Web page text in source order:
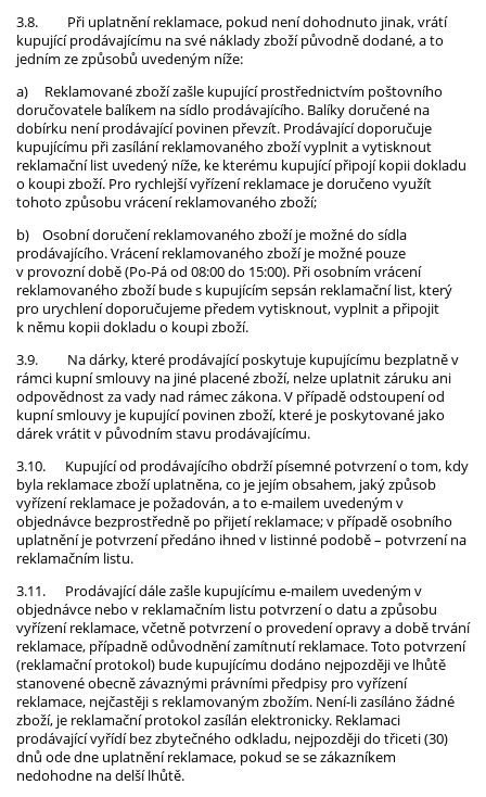
3.8.
Při uplatnění reklamace, pokud není dohodnuto jinak, vrátí
kupující prodávajícímu na své náklady zboží původně dodané, a to
jedním ze způsobů uvedeným níže:
a)
Reklamované zboží zašle kupující prostřednictvím poštovního
doručovatele balíkem na sídlo prodávajícího. Balíky doručené na
dobírku není prodávající povinen převzít. Prodávající doporučuje
kupujícímu při zasílání reklamovaného zboží vyplnit a vytisknout
reklamační list uvedený níže, ke kterému kupující připojí kopii dokladu
o koupi zboží. Pro rychlejší vyřízení reklamace je doručeno využít
tohoto způsobu vrácení reklamovaného zboží;
b)
Osobní doručení reklamovaného zboží je možné do sídla
prodávajícího. Vrácení reklamovaného zboží je možné pouze
v provozní době (Po-Pá od 08:00 do 15:00). Při osobním vrácení
reklamovaného zboží bude s kupujícím sepsán reklamační list, který
pro urychlení doporučujeme předem vytisknout, vyplnit a připojit
k němu kopii dokladu o koupi zboží.
3.9.
Na dárky, které prodávající poskytuje kupujícímu bezplatně v
rámci kupní smlouvy na jiné placené zboží, nelze uplatnit záruku ani
odpovědnost za vady nad rámec zákona. V případě odstoupení od
kupní smlouvy je kupující povinen zboží, které je poskytované jako
dárek vrátit v původním stavu prodávajícímu.
3.10.
Kupující od prodávajícího obdrží písemné potvrzení o tom, kdy
byla reklamace zboží uplatněna, co je jejím obsahem, jaký způsob
vyřízení reklamace je požadován, a to e-mailem uvedeným v
objednávce bezprostředně po přijetí reklamace; v případě osobního
uplatnění je potvrzení předáno ihned v listinné podobě – potvrzení na
reklamačním listu.
3.11.
Prodávající dále zašle kupujícímu e-mailem uvedeným v
objednávce nebo v reklamačním listu potvrzení o datu a způsobu
vyřízení reklamace, včetně potvrzení o provedení opravy a době trvání
reklamace, případně odůvodnění zamítnutí reklamace. Toto potvrzení
(reklamační protokol) bude kupujícímu dodáno nejpozději ve lhůtě
stanovené obecně závaznými právními předpisy pro vyřízení
reklamace, nejčastěji s reklamovaným zbožím. Není-li zasíláno žádné
zboží, je reklamační protokol zasílán elektronicky. Reklamaci
prodávající vyřídí bez zbytečného odkladu, nejpozději do třiceti (30)
dnů ode dne uplatnění reklamace, pokud se se zákazníkem
nedohodne na delší lhůtě.